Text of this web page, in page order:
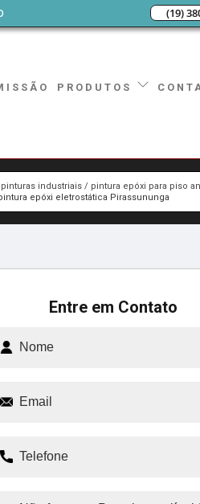
(19)
PRODUTOS
pinturas industriais
pintura epóxi para piso
epóxi eletrostática Pirassununga
Entre em Contato